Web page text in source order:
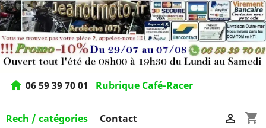
home 06 59 39 70 01 Rubrique Café-Racer
Rech / catégories Contact shopping_cart
